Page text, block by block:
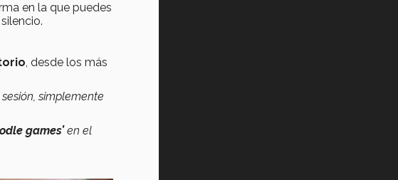
en la que puedes
, desde los más
simplemente
games’en el